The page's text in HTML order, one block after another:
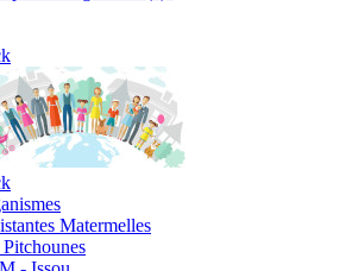
Matermelles